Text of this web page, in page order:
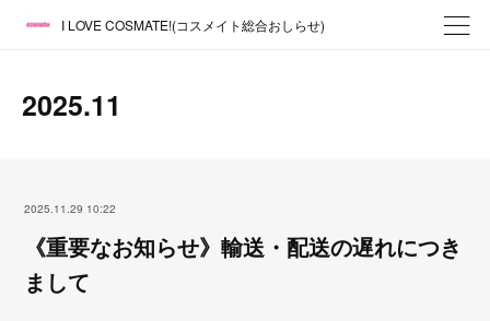
I LOVE COSMATE!(コスメイト総合おしらせ)
2025.11
2025.11.29 10:22
《重要なお知らせ》輸送・配送の遅れにつき
まして